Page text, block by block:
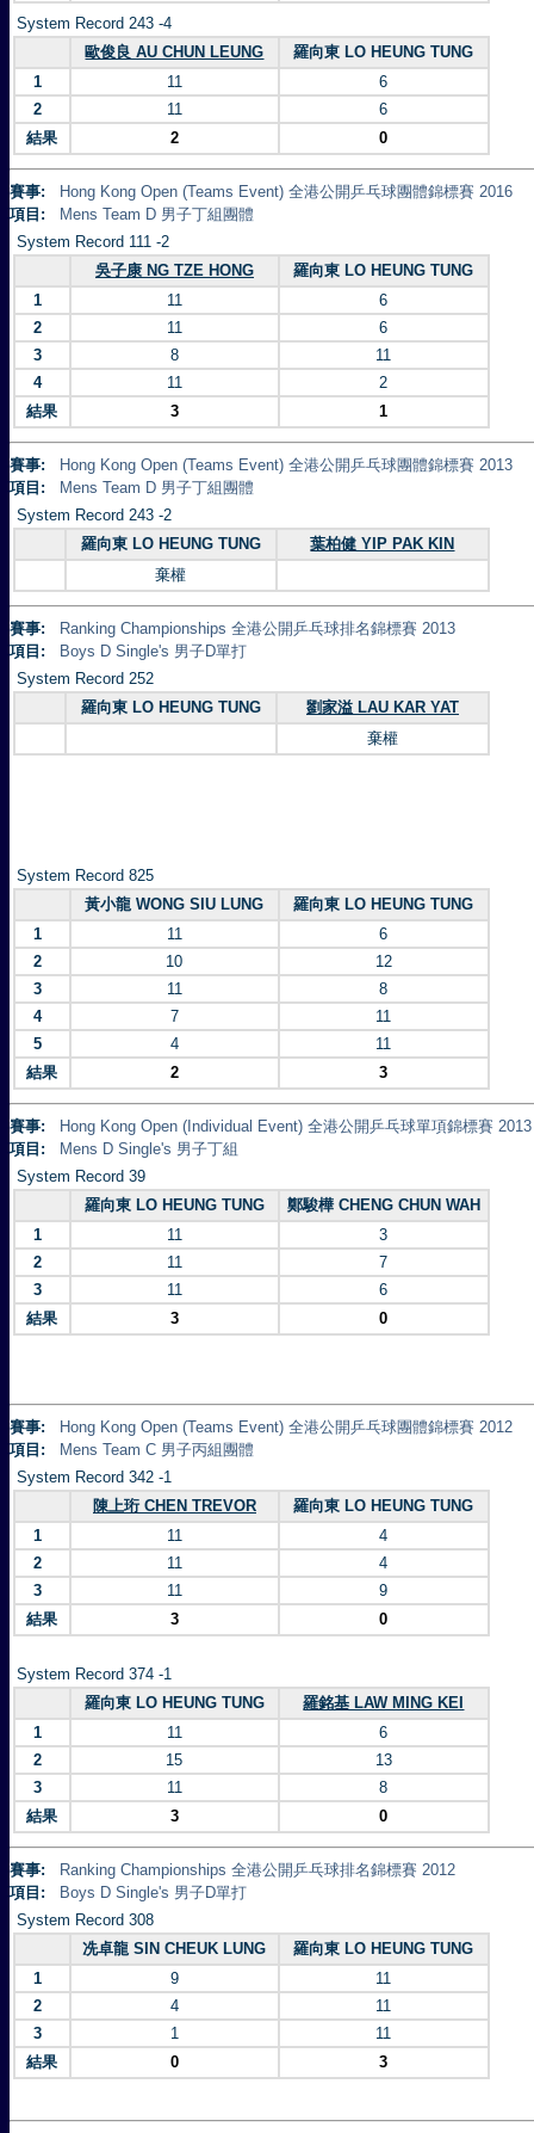
System Record 243 -4
歐俊良 AU CHUN LEUNG
羅向東 LO HEUNG TUNG
1
11
6
2
11
6
結果
2 0
賽事:
Hong Kong Open (Teams Event) 全港公開乒乓球團體錦標賽 2016
項目:
Mens Team D 男子丁組團體
System Record 111 -2
吳子康 NG TZE HONG
羅向東 LO HEUNG TUNG
1
11
6
2
11
6
3
8
11
4
11
2
結果
3 1
賽事:
Hong Kong Open (Teams Event) 全港公開乒乓球團體錦標賽 2013
項目:
Mens Team D 男子丁組團體
System Record 243 -2
羅向東 LO HEUNG TUNG
葉柏健 YIP PAK KIN
棄權
賽事:
Ranking Championships 全港公開乒乓球排名錦標賽 2013
項目:
Boys D Single's 男子D單打
System Record 252
羅向東 LO HEUNG TUNG
劉家溢 LAU KAR YAT
棄權
System Record 825
黃小龍 WONG SIU LUNG
羅向東 LO HEUNG TUNG
1
11
6
2
10
12
3
11
8
4
7
11
5
4
11
結果
2 3
賽事:
Hong Kong Open (Individual Event) 全港公開乒乓球單項錦標賽 2013
項目:
Mens D Single's 男子丁組
System Record 39
羅向東 LO HEUNG TUNG
鄭駿樺 CHENG CHUN WAH
1
11
3
2
11
7
3
11
6
結果
3 0
賽事:
Hong Kong Open (Teams Event) 全港公開乒乓球團體錦標賽 2012
項目:
Mens Team C 男子丙組團體
System Record 342 -1
陳上珩 CHEN TREVOR
羅向東 LO HEUNG TUNG
1
11
4
2
11
4
3
11
9
結果
3 0
System Record 374 -1
羅向東 LO HEUNG TUNG
羅銘基 LAW MING KEI
1
11
6
2
15
13
3
11
8
結果
3 0
賽事:
Ranking Championships 全港公開乒乓球排名錦標賽 2012
項目:
Boys D Single's 男子D單打
System Record 308
冼卓龍 SIN CHEUK LUNG
羅向東 LO HEUNG TUNG
1
9
11
2
4
11
3
1
11
結果
0 3